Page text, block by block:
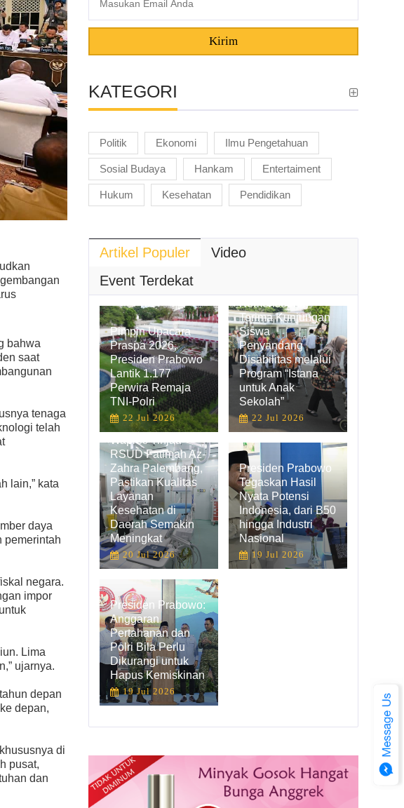
bahwa
saat
tenaga
telah
lain,” kata
daya
pemerintah
negara.
impor
Lima
ujarnya.
depan
depan,
di
pusat,
dan
Kirim
KATEGORI
Politik Ekonomi Ilmu Pengetahuan
Sosial Budaya Hankam Entertaiment
Hukum Kesehatan Pendidikan
Artikel Populer
Video
Event Terdekat
Pimpin Upacara
Praspa 2026,
Presiden Prabowo
Lantik 1.177
Perwira Remaja
TNI-Polri
22 Jul 2026
Hadirkan
Kemensetneg
Terima Kunjungan
Siswa
Penyandang
Disabilitas melalui
Program “Istana
untuk Anak
Sekolah”
22 Jul 2026
Wapres Tinjau
RSUD Fatimah Az-
Zahra Palembang,
Pastikan Kualitas
Layanan
Kesehatan di
Daerah Semakin
Meningkat
20 Jul 2026
Presiden Prabowo
Tegaskan Hasil
Nyata Potensi
Indonesia, dari B50
hingga Industri
Nasional
19 Jul 2026
Presiden Prabowo:
Anggaran
Pertahanan dan
Polri Bila Perlu
Dikurangi untuk
Hapus Kemiskinan
19 Jul 2026